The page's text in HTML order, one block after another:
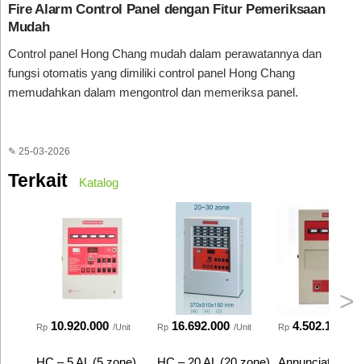
Fire Alarm Control Panel dengan Fitur Pemeriksaan
Mudah
Control panel Hong Chang mudah dalam perawatannya dan
fungsi otomatis yang dimiliki control panel Hong Chang
memudahkan dalam mengontrol dan memeriksa panel.
✎ 25-03-2026
Terkait Katalog
>
Rp 10.920.000 /Unit Rp 16.692.000 /Unit Rp 4.502.160